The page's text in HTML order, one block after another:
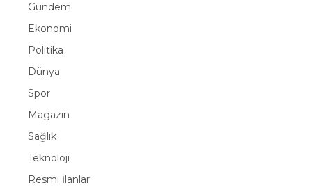
Gündem
Ekonomi
Politika
Dünya
Spor
Magazin
Sağlık
Teknoloji
Resmi İlanlar